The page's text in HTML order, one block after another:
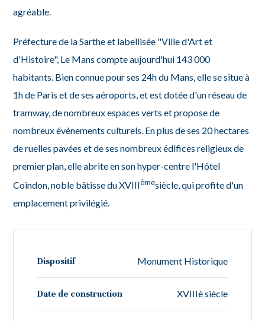
agréable.
Préfecture de la Sarthe et labellisée "Ville d'Art et
d'Histoire", Le Mans compte aujourd'hui 143 000
habitants. Bien connue pour ses 24h du Mans, elle se situe à
1h de Paris et de ses aéroports, et est dotée d'un réseau de
tramway, de nombreux espaces verts et propose de
nombreux événements culturels. En plus de ses 20 hectares
de ruelles pavées et de ses nombreux édifices religieux de
premier plan, elle abrite en son hyper-centre l'Hôtel
Coindon, noble bâtisse du XVIIIèmesiècle, qui profite d'un
emplacement privilégié.
Dispositif Monument Historique
Date de construction XVIIIè siècle